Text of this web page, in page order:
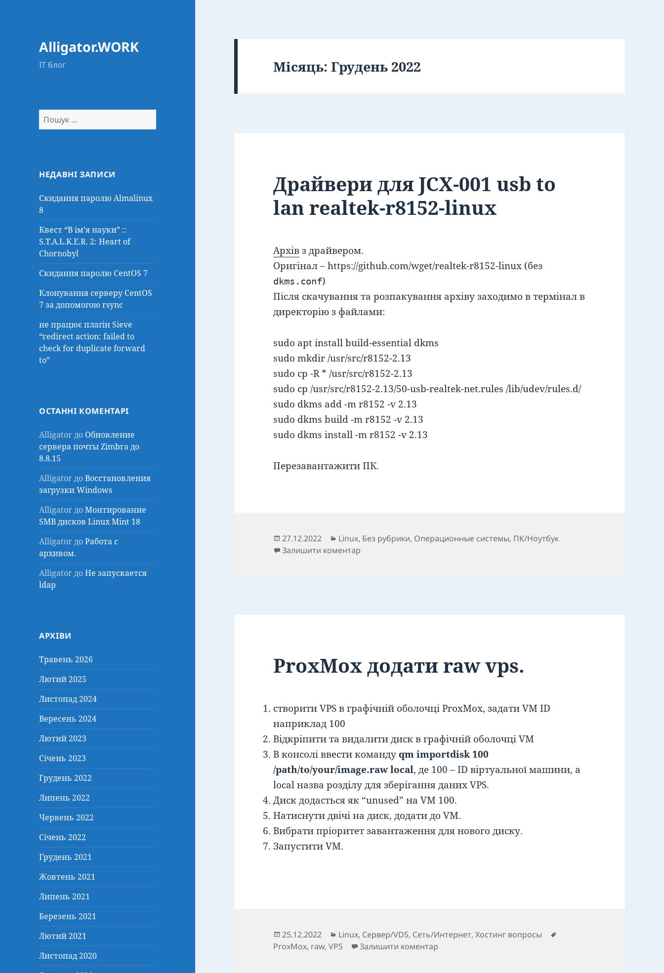
Alligator.WORK
IT блог
Пошук:
НЕДАВНІ ЗАПИСИ
Скидання паролю Almalinux
8
Квест “В ім’я науки” ::
S.T.A.L.K.E.R. 2: Heart of
Chornobyl
Скидання паролю CentOS 7
Клонування серверу CentOS
7 за допомогою rsync
не працює плагін Sieve
“redirect action: failed to
check for duplicate forward
to”
ОСТАННІ КОМЕНТАРІ
Alligator до Обновление
сервера почты Zimbra до
8.8.15
Alligator доВосстановления
загрузки Windows
Alligator доМонтирование
SMB дисков Linux Mint 18
Alligator доРабота с
архивом.
Alligator доНе запускается
ldap
АРХІВИ
Травень 2026
Лютий 2025
Листопад 2024
Вересень 2024
Лютий 2023
Січень 2023
Грудень 2022
Липень 2022
Червень 2022
Січень 2022
Грудень 2021
Жовтень 2021
Липень 2021
Березень 2021
Лютий 2021
Листопад 2020
Місяць:Грудень 2022
Драйвери для JCX-001 usb to
lan realtek-r8152-linux
Архівз драйвером.
Оригінал – https://github.com/wget/realtek-r8152-linux (без
dkms.conf)
Після скачування та розпакування архіву заходимо в термінал в
директорію з файлами:
sudo apt install build-essential dkms
sudo mkdir /usr/src/r8152-2.13
sudo cp -R * /usr/src/r8152-2.13
sudo cp /usr/src/r8152-2.13/50-usb-realtek-net.rules /lib/udev/rules.d/
sudo dkms add -m r8152 -v 2.13
sudo dkms build -m r8152 -v 2.13
sudo dkms install -m r8152 -v 2.13
Перезавантажити ПК.
Опубліковано
27.12.2022 Категорії
Linux, Без рубрики, Операционные системы, ПК/Ноутбук
Залишити коментар
ProxMox додати raw vps.
створити VPS в графічній оболочці ProxMox, задати VM ID
наприклад 100
Відкріпити та видалити диск в графічній оболочці VM
В консолі ввести команду qm importdisk 100
/path/to/your/image.raw local, де 100 – ID віртуальної машини, а
local назва розділу для зберігання даних VPS.
Диск додасться як “unused” на VM 100.
Натиснути двічі на диск, додати до VM.
Вибрати пріоритет завантаження для нового диску.
Запустити VM.
Опубліковано
25.12.2022 Категорії
Linux, Сервер/VDS, Сеть/Интернет,Хостинг вопросы
ProxMox, raw,VPS Залишити коментар